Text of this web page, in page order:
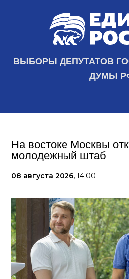
ВЫБОРЫ ДЕПУТАТОВ
ДУМЫ
На востоке Москвы
молодежный штаб
08 августа 2026, 14:00